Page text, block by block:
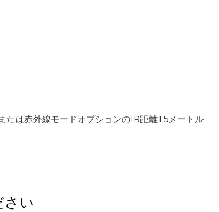
は赤外線モードオプションのIR距離15メートル
さい